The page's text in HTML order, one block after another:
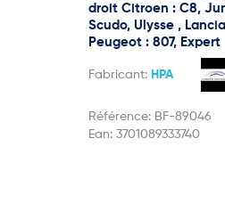
droit Citroen : C8,
Scudo, Ulysse ,
Peugeot : 807, Expert
Fabricant: HPA
Référence: BF-89046
Ean: 3701089333740